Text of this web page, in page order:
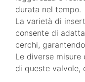
durata nel tempo.
La varietà di
consente di
cerchi,
Le diverse
di queste valvole,